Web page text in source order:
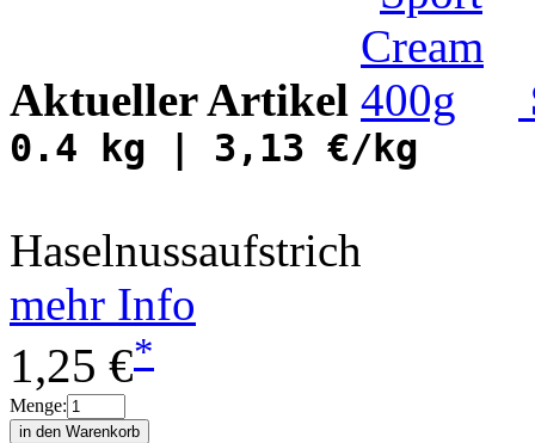
Aktueller Artikel
0.4 kg | 3,13 €/kg
Haselnussaufstrich
mehr Info
1,25 €*
Menge: